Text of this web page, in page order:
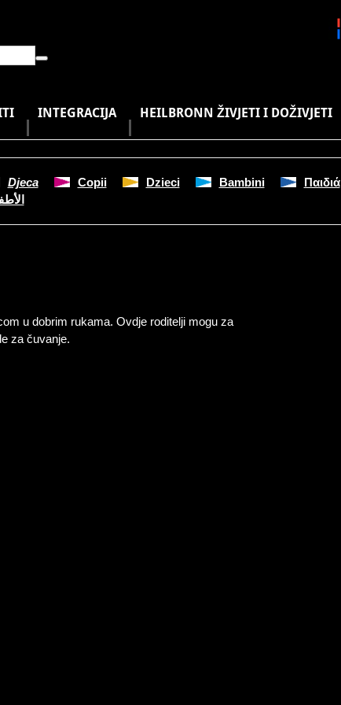
INTEGRACIJA HEILBRONN ŽIVJETI I DOŽIVJETI
Djeca Copii Dzieci Bambini
Παιδιά
u dobrim rukama. Ovdje roditelji mogu za
za čuvanje.